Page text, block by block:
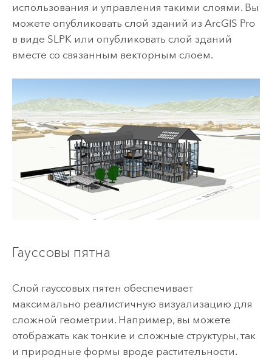
использования и управления такими слоями. Вы
можете опубликовать слой зданий из ArcGIS Pro
в виде SLPK или опубликовать слой зданий
вместе со связанным векторным слоем.
Гауссовы пятна
Слой гауссовых пятен обеспечивает
максимально реалистичную визуализацию для
сложной геометрии. Например, вы можете
отображать как тонкие и сложные структуры, так
и природные формы вроде растительности.